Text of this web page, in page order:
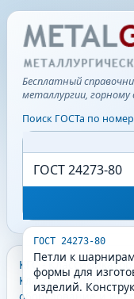
Бесплатный
металлургии,
Поиск ГОСТа по
ГОСТ 24273-80
Петли к
формы для
изделий.
КГС -
Классификатор